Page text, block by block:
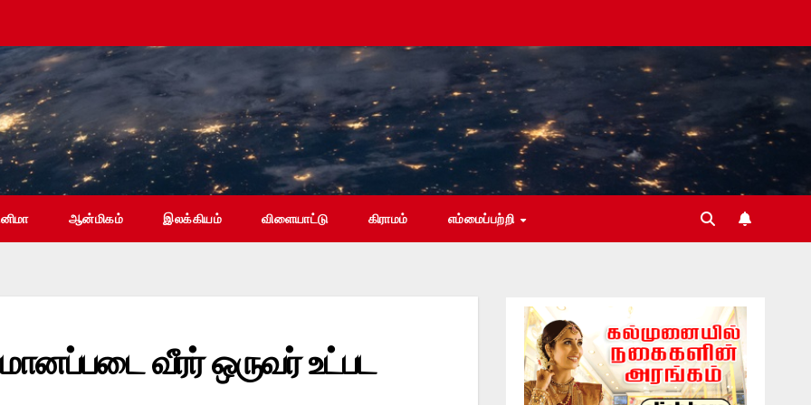
ஆன்மிகம் இலக்கியம் விளையாட்டு கிராமம் எம்மைப்பற்றி
வீரர் ஒருவர் உட்பட